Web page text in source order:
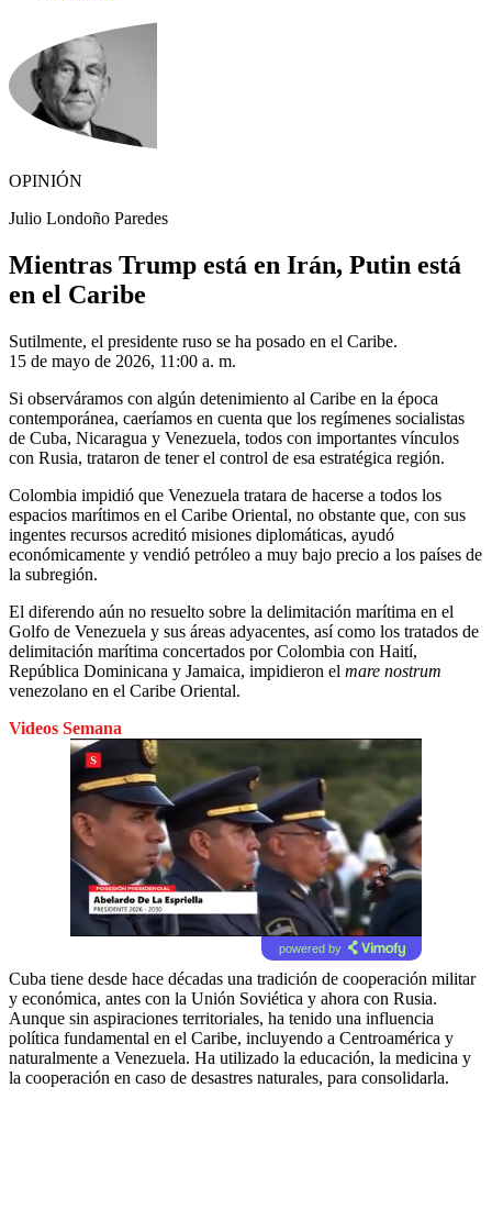
OPINIÓN
Julio Londoño Paredes
Mientras Trump está en Irán, Putin está
en el Caribe
Sutilmente, el presidente ruso se ha posado en el Caribe.
15 de mayo de 2026, 11:00 a. m.
Si observáramos con algún detenimiento al Caribe en la época
contemporánea, caeríamos en cuenta que los regímenes socialistas
de Cuba, Nicaragua y Venezuela, todos con importantes vínculos
con Rusia, trataron de tener el control de esa estratégica región.
Colombia impidió que Venezuela tratara de hacerse a todos los
espacios marítimos en el Caribe Oriental, no obstante que, con sus
ingentes recursos acreditó misiones diplomáticas, ayudó
económicamente y vendió petróleo a muy bajo precio a los países de
la subregión.
El diferendo aún no resuelto sobre la delimitación marítima en el
Golfo de Venezuela y sus áreas adyacentes, así como los tratados de
delimitación marítima concertados por Colombia con Haití,
República Dominicana y Jamaica, impidieron el mare nostrum
venezolano en el Caribe Oriental.
Videos Semana
powered by
Cuba tiene desde hace décadas una tradición de cooperación militar
y económica, antes con la Unión Soviética y ahora con Rusia.
Aunque sin aspiraciones territoriales, ha tenido una influencia
política fundamental en el Caribe, incluyendo a Centroamérica y
naturalmente a Venezuela. Ha utilizado la educación, la medicina y
la cooperación en caso de desastres naturales, para consolidarla.